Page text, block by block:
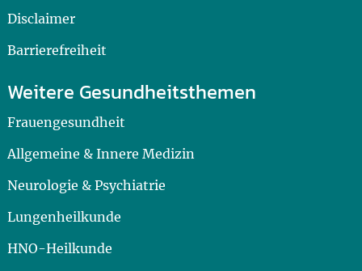
Disclaimer
Barrierefreiheit
Weitere Gesundheitsthemen
Frauengesundheit
Allgemeine & Innere Medizin
Neurologie & Psychiatrie
Lungenheilkunde
HNO-Heilkunde